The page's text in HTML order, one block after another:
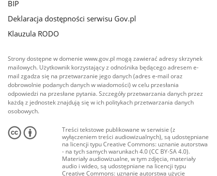
BIP
Deklaracja dostępności serwisu Gov.pl
Klauzula RODO
Strony dostępne w domenie www.gov.pl mogą zawierać adresy skrzynek
mailowych. Użytkownik korzystający z odnośnika będącego adresem e-
mail zgadza się na przetwarzanie jego danych (adres e-mail oraz
dobrowolnie podanych danych w wiadomości) w celu przesłania
odpowiedzi na przesłane pytania. Szczegóły przetwarzania danych przez
każdą z jednostek znajdują się w ich politykach przetwarzania danych
osobowych.
Treści tekstowe publikowane w serwisie (z
wyłączeniem treści audiowizualnych), są udostępniane
na licencji typu Creative Commons: uznanie autorstwa
- na tych samych warunkach 4.0 (CC BY-SA 4.0).
Materiały audiowizualne, w tym zdjęcia, materiały
audio i wideo, są udostępniane na licencji typu
Creative Commons: uznanie autorstwa użycie